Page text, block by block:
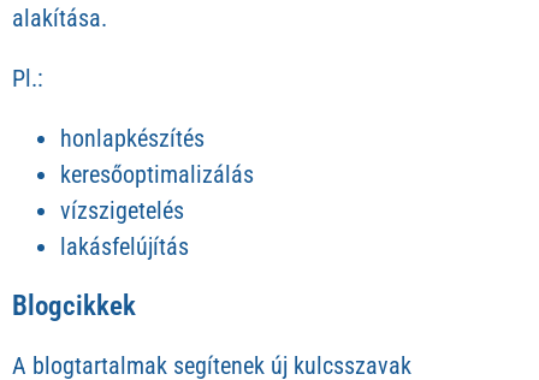
alakítása.
Pl.:
honlapkészítés
keresőoptimalizálás
vízszigetelés
lakásfelújítás
Blogcikkek
A blogtartalmak segítenek új kulcsszavak